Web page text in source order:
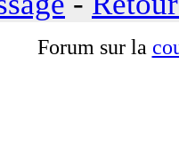
Forum sur la